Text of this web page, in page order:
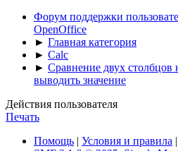
Форум поддержки
OpenOffice
► Главная категория
► Calc
► Сравнение двух столбцов
выводить значение
Действия пользователя
Печать
Помощь
Условия и правила